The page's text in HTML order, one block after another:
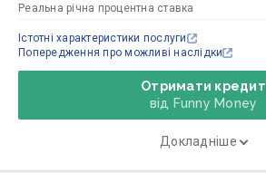
Реальна річна процентна ставка
Отримати кредит
від Funny Money
Докладніше
Істотні характеристики послуги
Попередження про можливі наслідки